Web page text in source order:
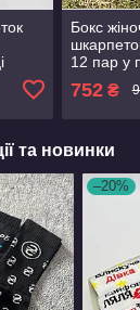
Бокс
12 пар у
752₴
та новинки
–20%